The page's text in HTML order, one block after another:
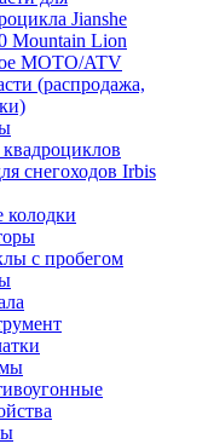
Jianshe
Mountain Lion
МОТО/ATV
(распродажа,
снегоходов Irbis
колодки
с пробегом